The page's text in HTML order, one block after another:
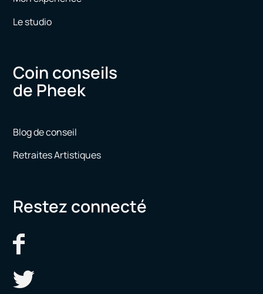
Le studio
Coin conseils
de Pheek
Blog de conseil
Retraites Artistiques
Restez connecté